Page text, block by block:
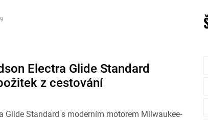
Electra Glide Standard
z cestování
Glide Standard s moderním motorem Milwaukee-